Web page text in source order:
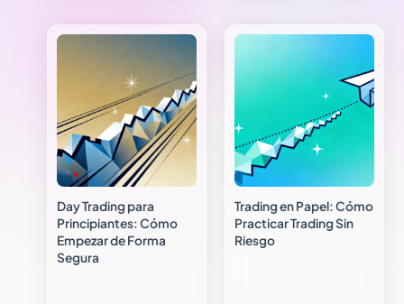
Day Trading para
Principiantes: Cómo
Empezar de Forma
Segura
Trading en Papel: Cómo
Practicar Trading Sin
Riesgo